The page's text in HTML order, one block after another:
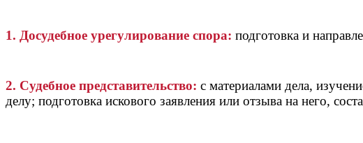
1. Досудебное урегулирование спора: подготовка и
2. Судебное представительство: с материалами дела,
делу; подготовка искового заявления или отзыва на него,